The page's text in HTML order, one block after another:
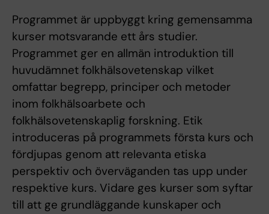
Programmet är uppbyggt kring gemensamma
kurser motsvarande ett års studier.
Programmet ger en allmän introduktion till
huvudämnet folkhälsovetenskap vilket
omfattar begrepp, principer och metoder
inom folkhälsoarbete och
folkhälsovetenskaplig forskning. Etik
introduceras på programmets första kurs och
fördjupas genom att relevanta etiska
perspektiv och överväganden tas upp under
respektive kurs. Vidare ges kurser som syftar
till att ge grundläggande kunskaper och